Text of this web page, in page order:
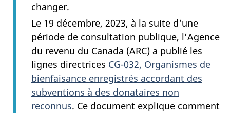
changer.
Le 19 décembre, 2023, à la suite d'une
période de consultation publique, l’Agence
du revenu du Canada (ARC) a publié les
lignes directrices CG-032, Organismes de
bienfaisance enregistrés accordant des
subventions à des donataires non
reconnus. Ce document explique comment